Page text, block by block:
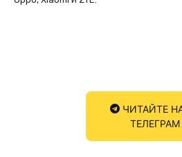
ЧИТАЙТЕ
ТЕЛЕГРАМ